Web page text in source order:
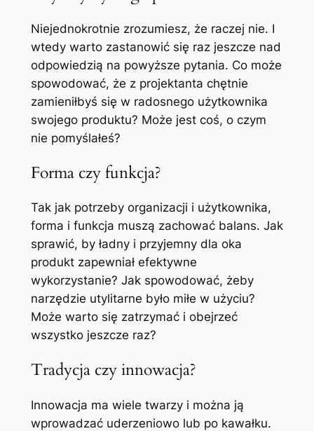
Niejednokrotnie zrozumiesz, że raczej nie. I
wtedy warto zastanowić się raz jeszcze nad
odpowiedzią na powyższe pytania. Co może
spowodować, że z projektanta chętnie
zamieniłbyś się w radosnego użytkownika
swojego produktu? Może jest coś, o czym
nie pomyślałeś?
Forma czy funkcja?
Tak jak potrzeby organizacji i użytkownika,
forma i funkcja muszą zachować balans. Jak
sprawić, by ładny i przyjemny dla oka
produkt zapewniał efektywne
wykorzystanie? Jak spowodować, żeby
narzędzie utylitarne było miłe w użyciu?
Może warto się zatrzymać i obejrzeć
wszystko jeszcze raz?
Tradycja czy innowacja?
Innowacja ma wiele twarzy i można ją
wprowadzać uderzeniowo lub po kawałku.